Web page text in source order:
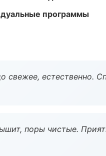
программы
естественно.
поры чистые.